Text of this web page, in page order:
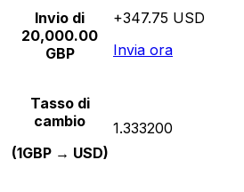
Invio di
20,000.00
GBP
+347.75 USD
Invia ora
Tasso di
cambio
(1GBP → USD)
1.333200